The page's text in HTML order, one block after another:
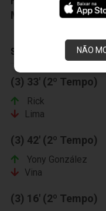
NÃO
Massagista:
SUBSTITUIÇÕES
(3) 33' (2º Tempo)
Rick
Lima
(3) 42' (2º Tempo)
Yony González
Vina
(3) 16' (2º Tempo)